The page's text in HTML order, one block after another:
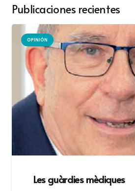
Publicaciones recientes
OPINIÓN
Les guàrdies mèdiques